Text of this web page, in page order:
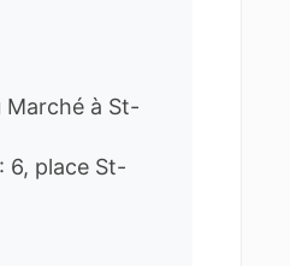
Marché à St-
6, place St-